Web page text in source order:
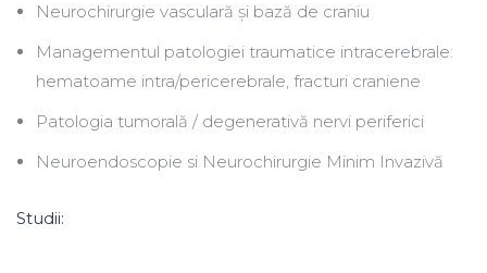
Neurochirurgie vasculară și bază de craniu
Managementul patologiei traumatice intracerebrale:
hematoame intra/pericerebrale, fracturi craniene
Patologia tumorală / degenerativă nervi periferici
Neuroendoscopie si Neurochirurgie Minim Invazivă
Studii: